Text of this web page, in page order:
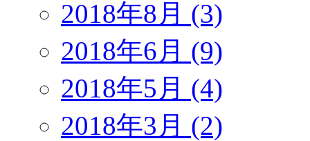
2018年8月 (3)
2018年6月 (9)
2018年5月 (4)
2018年3月 (2)